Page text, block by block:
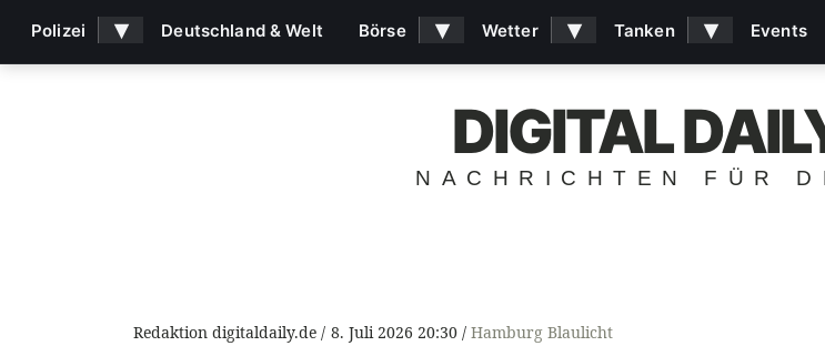
DIGITAL
NACHRICHTEN FÜR
Redaktion digitaldaily.de 8. Juli 2026 20:30 Hamburg Blaulicht
Polizei ▾ Deutschland & Welt Börse ▾ Wetter ▾ Tanken ▾ Events